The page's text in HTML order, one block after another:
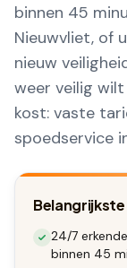
binnen 45
Nieuwvliet, of
nieuw
weer veilig
kost: vaste
spoedservice
24/7
binnen 45